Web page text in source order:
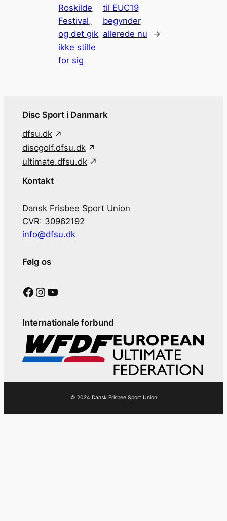
Roskilde
Festival,
og det gik
ikke stille
for sig
til EUC19
begynder
allerede nu
→
Disc Sport i Danmark
dfsu.dk
discgolf.dfsu.dk
ultimate.dfsu.dk
Kontakt
Dansk Frisbee Sport Union
CVR: 30962192
info@dfsu.dk
Følg os
Facebook Instagram YouTube
Internationale forbund
© 2024 Dansk Frisbee Sport Union